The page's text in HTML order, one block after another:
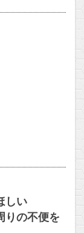
しい
りの不便を